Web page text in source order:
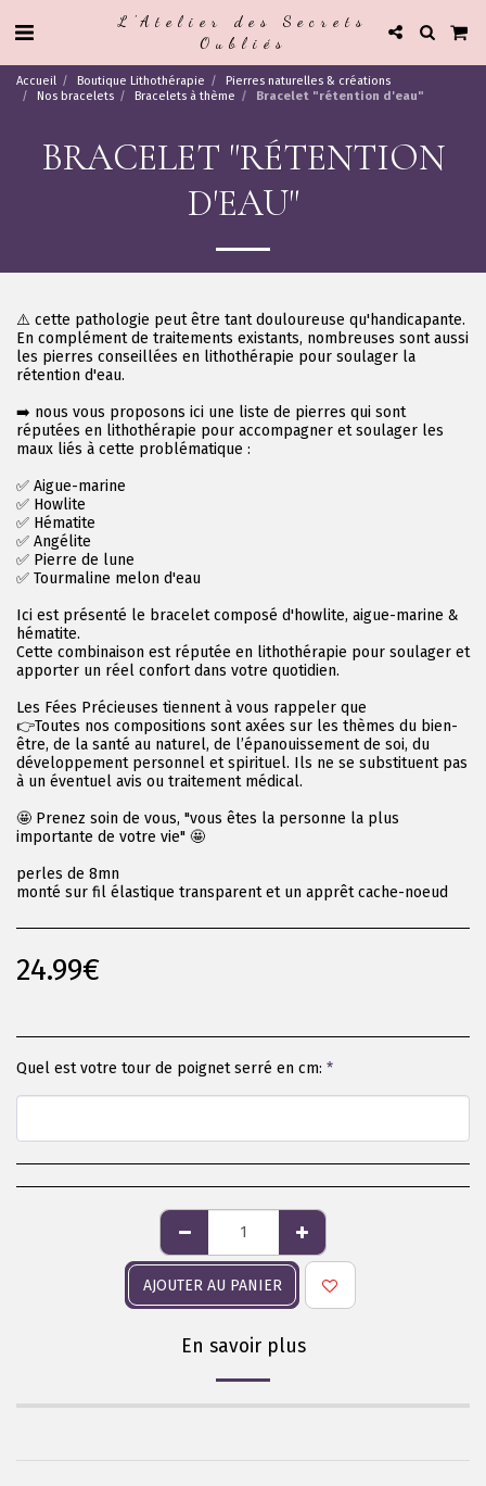
L'Atelier des Secrets
Oubliés
Accueil Boutique Lithothérapie
Pierres naturelles & créations
Nos bracelets
Bracelets à thème Bracelet "rétention d'eau"
BRACELET "RÉTENTION
D'EAU"
⚠️ cette pathologie peut être tant douloureuse qu'handicapante.
En complément de traitements existants, nombreuses sont aussi
les pierres conseillées en lithothérapie pour soulager la
rétention d'eau.
➡️ nous vous proposons ici une liste de pierres qui sont
réputées en lithothérapie pour accompagner et soulager les
maux liés à cette problématique :
✅️ Aigue-marine
✅️ Howlite
✅️ Hématite
✅️ Angélite
✅️ Pierre de lune
✅️ Tourmaline melon d'eau
Ici est présenté le bracelet composé d'howlite, aigue-marine &
hématite.
Cette combinaison est réputée en lithothérapie pour soulager et
apporter un réel confort dans votre quotidien.
Les Fées Précieuses tiennent à vous rappeler que
👉Toutes nos compositions sont axées sur les thèmes du bien-
être, de la santé au naturel, de l’épanouissement de soi, du
développement personnel et spirituel. Ils ne se substituent pas
à un éventuel avis ou traitement médical.
🤩 Prenez soin de vous, "vous êtes la personne la plus
importante de votre vie" 🤩
perles de 8mn
monté sur fil élastique transparent et un apprêt cache-noeud
24.99€
Quel est votre tour de poignet serré en cm: *
AJOUTER AU PANIER
En savoir plus